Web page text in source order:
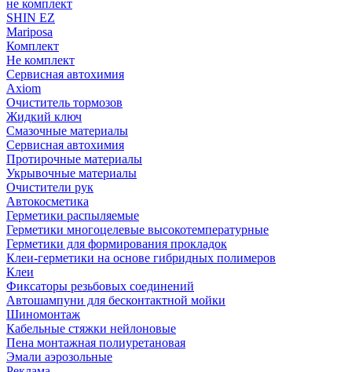
не комплект
SHIN EZ
Mariposa
Комплект
Не комплект
Сервисная автохимия
Axiom
Очиститель тормозов
Жидкий ключ
Смазочные материалы
Сервисная автохимия
Протирочные материалы
Укрывочные материалы
Очистители рук
Автокосметика
Герметики распыляемые
Герметики многоцелевые высокотемпературные
Герметики для формирования прокладок
Клеи-герметики на основе гибридных полимеров
Клеи
Фиксаторы резьбовых соединений
Автошампуни для бесконтактной мойки
Шиномонтаж
Кабельные стяжки нейлоновые
Пена монтажная полиуретановая
Эмали аэрозольные